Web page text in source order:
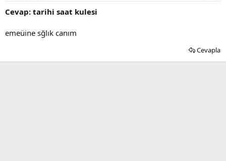
Cevap: tarihi saat kulesi
emeüine sğlık canım
Cevapla